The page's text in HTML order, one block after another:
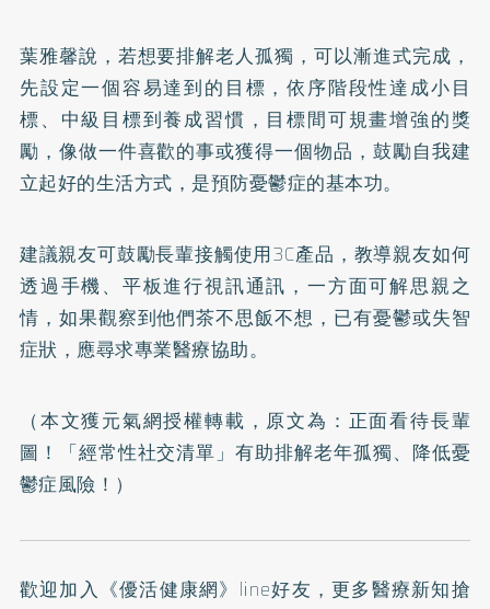
葉雅馨說，若想要排解老人孤獨，可以漸進式完成，
先設定一個容易達到的目標，依序階段性達成小目
標、中級目標到養成習慣，目標間可規畫增強的獎
勵，像做一件喜歡的事或獲得一個物品，鼓勵自我建
立起好的生活方式，是預防憂鬱症的基本功。
建議親友可鼓勵長輩接觸使用3C產品，教導親友如何
透過手機、平板進行視訊通訊，一方面可解思親之
情，如果觀察到他們茶不思飯不想，已有憂鬱或失智
症狀，應尋求專業醫療協助。
（本文獲元氣網授權轉載，原文為： 正面看待長輩
圖！「經常性社交清單」有助排解老年孤獨、降低憂
鬱症風險！ ）
歡迎加入 《優活健康網》line好友 ，更多醫療新知搶